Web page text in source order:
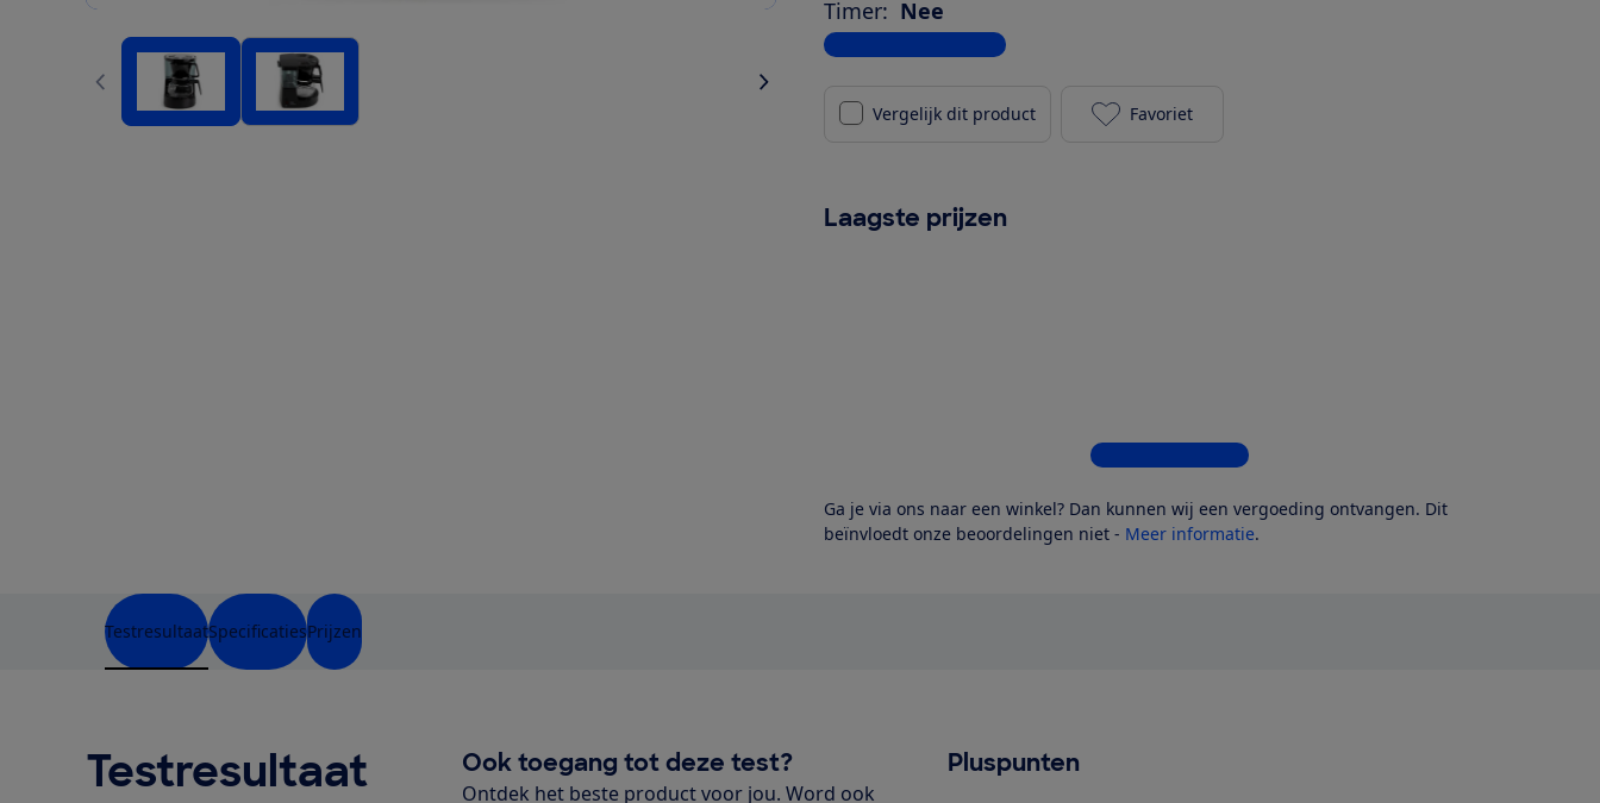
Timer: Nee
Bekijk alle specificaties
Vergelijk dit product Melitta Aromaboy II 1015-02 toevoegen aan je
Favoriet
Laagste prijzen
Bekijk alle 4 winkels
Ga je via ons naar een winkel? Dan kunnen wij een vergoeding ontvangen. Dit
beïnvloedt onze beoordelingen niet - Meer informatie.
TestresultaatSpecificatiesPrijzen
Testresultaat Ook toegang tot deze test?
Ontdek het beste product voor jou. Word ook
Pluspunten